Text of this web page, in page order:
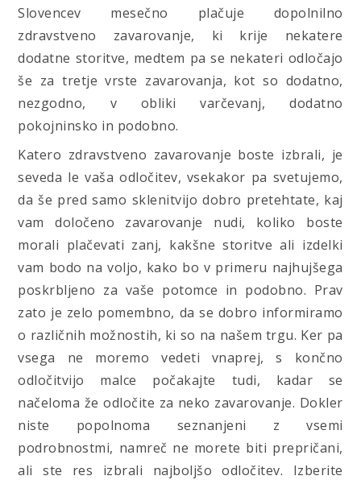
Slovencev mesečno plačuje dopolnilno
zdravstveno zavarovanje, ki krije nekatere
dodatne storitve, medtem pa se nekateri odločajo
še za tretje vrste zavarovanja, kot so dodatno,
nezgodno, v obliki varčevanj, dodatno
pokojninsko in podobno.
Katero zdravstveno zavarovanje boste izbrali, je
seveda le vaša odločitev, vsekakor pa svetujemo,
da še pred samo sklenitvijo dobro pretehtate, kaj
vam določeno zavarovanje nudi, koliko boste
morali plačevati zanj, kakšne storitve ali izdelki
vam bodo na voljo, kako bo v primeru najhujšega
poskrbljeno za vaše potomce in podobno. Prav
zato je zelo pomembno, da se dobro informiramo
o različnih možnostih, ki so na našem trgu. Ker pa
vsega ne moremo vedeti vnaprej, s končno
odločitvijo malce počakajte tudi, kadar se
načeloma že odločite za neko zavarovanje. Dokler
niste popolnoma seznanjeni z vsemi
podrobnostmi, namreč ne morete biti prepričani,
ali ste res izbrali najboljšo odločitev. Izberite